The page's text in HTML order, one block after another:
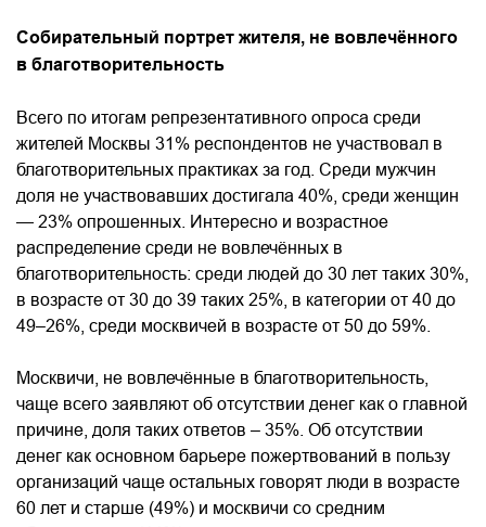
Собирательный портрет жителя, не вовлечённого
в благотворительность
Всего по итогам репрезентативного опроса среди
жителей Москвы 31% респондентов не участвовал в
благотворительных практиках за год. Среди мужчин
доля не участвовавших достигала 40%, среди женщин
— 23% опрошенных. Интересно и возрастное
распределение среди не вовлечённых в
благотворительность: среди людей до 30 лет таких 30%,
в возрасте от 30 до 39 таких 25%, в категории от 40 до
49–26%, среди москвичей в возрасте от 50 до 59%.
Москвичи, не вовлечённые в благотворительность,
чаще всего заявляют об отсутствии денег как о главной
причине, доля таких ответов – 35%. Об отсутствии
денег как основном барьере пожертвований в пользу
организаций чаще остальных говорят люди в возрасте
60 лет и старше (49%) и москвичи со средним